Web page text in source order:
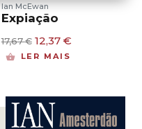
Ian McEwan
Expiação
17,67€ O
preço
original
12,37 €O
LER MAIS